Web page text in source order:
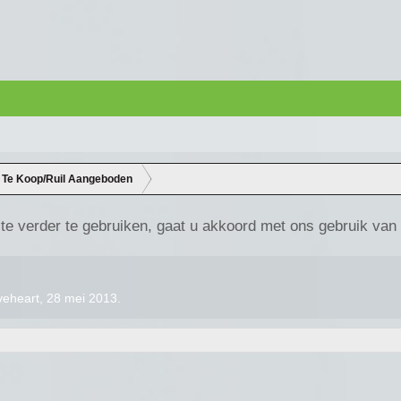
Te Koop/Ruil Aangeboden
verder te gebruiken, gaat u akkoord met ons gebruik
28 mei 2013